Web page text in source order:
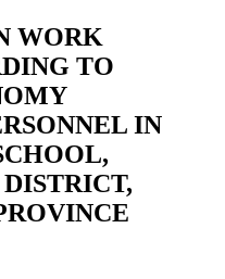
WORK
TO
IN